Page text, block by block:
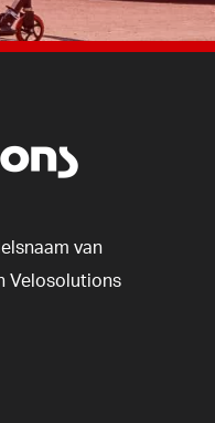
van
Velosolutions